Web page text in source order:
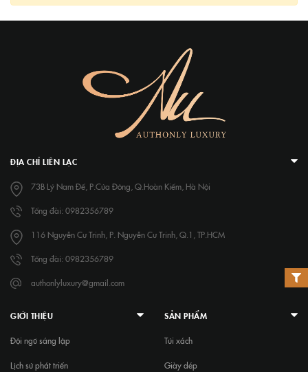
ĐỊA CHỈ LIÊN LẠC
73B Lý Nam Đế, P.Cửa Đông, Q.Hoàn Kiếm, Hà Nội
Tổng đài: 0982356789
116 Nguyễn Cư Trinh, P. Nguyễn Cư Trinh, Q.1, TP.HCM
Tổng đài: 0982356789
authonlyluxury@gmail.com
GIỚI THIỆU
Đội ngũ sáng lập
Lịch sử phát triển
SẢN PHẨM
Túi xách
Giày dép